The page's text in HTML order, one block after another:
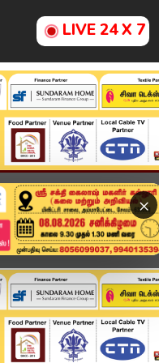
LIVE 24 X 7
×
அரசியல் விளையாட்டு
Sri...